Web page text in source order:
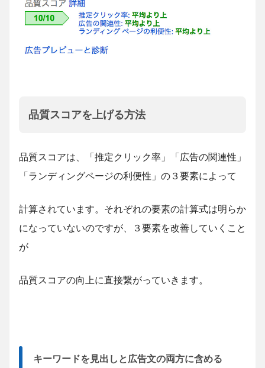
品質スコアを上げる方法
品質スコアは、「推定クリック率」「広告の関連性」
「ランディングページの利便性」の３要素によって
計算されています。それぞれの要素の計算式は明らか
になっていないのですが、３要素を改善していくこと
が
品質スコアの向上に直接繋がっていきます。
キーワードを見出しと広告文の両方に含める